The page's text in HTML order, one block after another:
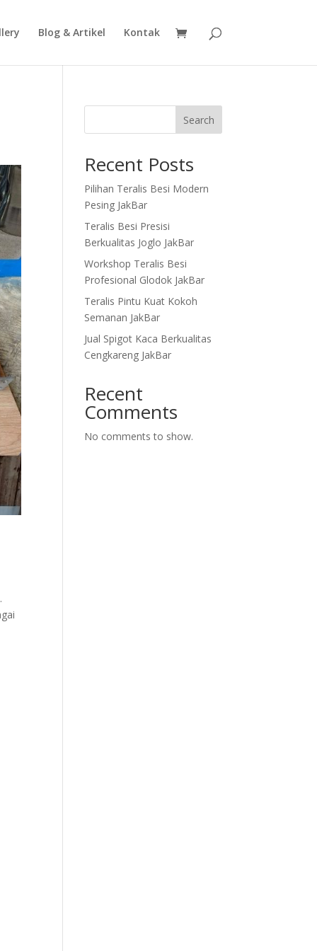
Blog & Artikel Kontak
Search
Recent Posts
Pilihan Teralis Besi Modern
Pesing JakBar
Teralis Besi Presisi
Berkualitas Joglo JakBar
Workshop Teralis Besi
Profesional Glodok JakBar
Teralis Pintu Kuat Kokoh
Semanan JakBar
Jual Spigot Kaca Berkualitas
Cengkareng JakBar
Recent
Comments
No comments to show.